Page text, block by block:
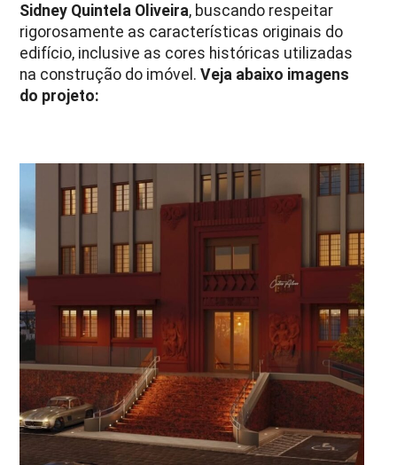
Sidney Quintela Oliveira, buscando respeitar
rigorosamente as características originais do
edifício, inclusive as cores históricas utilizadas
na construção do imóvel.Veja abaixo imagens
do projeto: